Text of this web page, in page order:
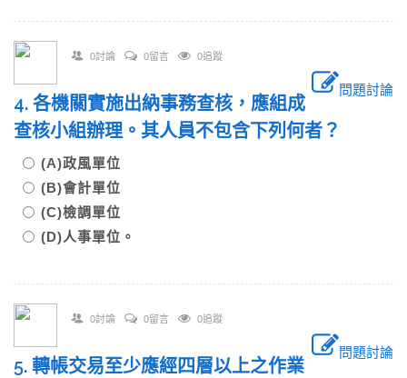
0討論 0留言 0追蹤
問題討論
4. 各機關實施出納事務查核，應組成
查核小組辦理。其人員不包含下列何者？
(A)政風單位
(B)會計單位
(C)檢調單位
(D)人事單位。
0討論 0留言 0追蹤
問題討論
5. 轉帳交易至少應經四層以上之作業